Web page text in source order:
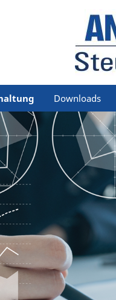
Downloads